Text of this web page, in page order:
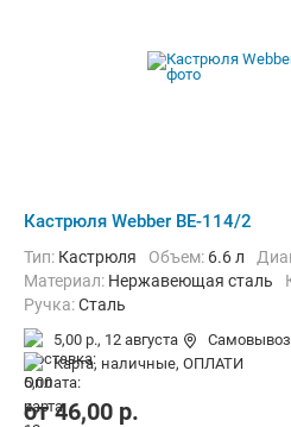
Кастрюля Webber BE-114/2
Тип: Кастрюля Объем: 6.6 л
материал: Нержавеющая сталь
ручка:Сталь
5,00 р., 12 августа
Самовывоз
карта, наличные, ОПЛАТИ
от46,00 p.